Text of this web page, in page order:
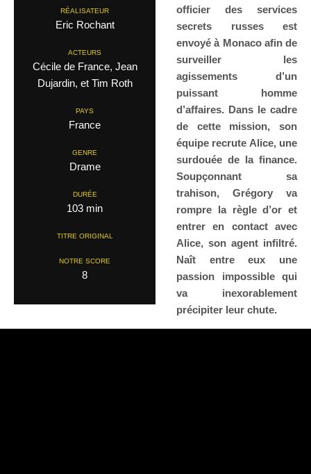
RÉALISATEUR
Eric Rochant
ACTEURS
Cécile de France, Jean
Dujardin, et Tim Roth
PAYS
France
GENRE
Drame
DURÉE
103 min
TITRE ORIGINAL
NOTRE SCORE
8
officier des services
secrets russes est
envoyé à Monaco afin de
surveiller les
agissements d’un
puissant homme
d’affaires. Dans le cadre
de cette mission, son
équipe recrute Alice, une
surdouée de la finance.
Soupçonnant sa
trahison, Grégory va
rompre la règle d’or et
entrer en contact avec
Alice, son agent infiltré.
Naît entre eux une
passion impossible qui
va inexorablement
précipiter leur chute.